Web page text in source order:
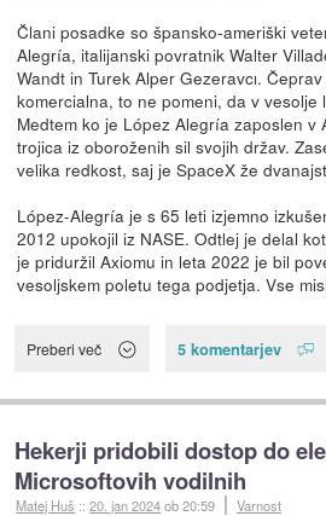
Člani posadke so špansko-ameriški
Alegría, italijanski povratnik Walter
Wandt in Turek Alper Gezeravcı.
komercialna, to ne pomeni, da v vesolje
Medtem ko je López Alegría zaposlen v
trojica iz oboroženih sil svojih držav.
velika redkost, saj je SpaceX že
López-Alegría je s 65 leti izjemno
2012 upokojil iz NASE. Odtlej je delal
je priduržil Axiomu in leta 2022 je bil
vesoljskem poletu tega podjetja. Vse
Preberi več 5 komentarjev
Hekerji pridobili dostop do
Microsoftovih vodilnih
Matej Huš ::20. jan 2024ob 20:59 Varnost